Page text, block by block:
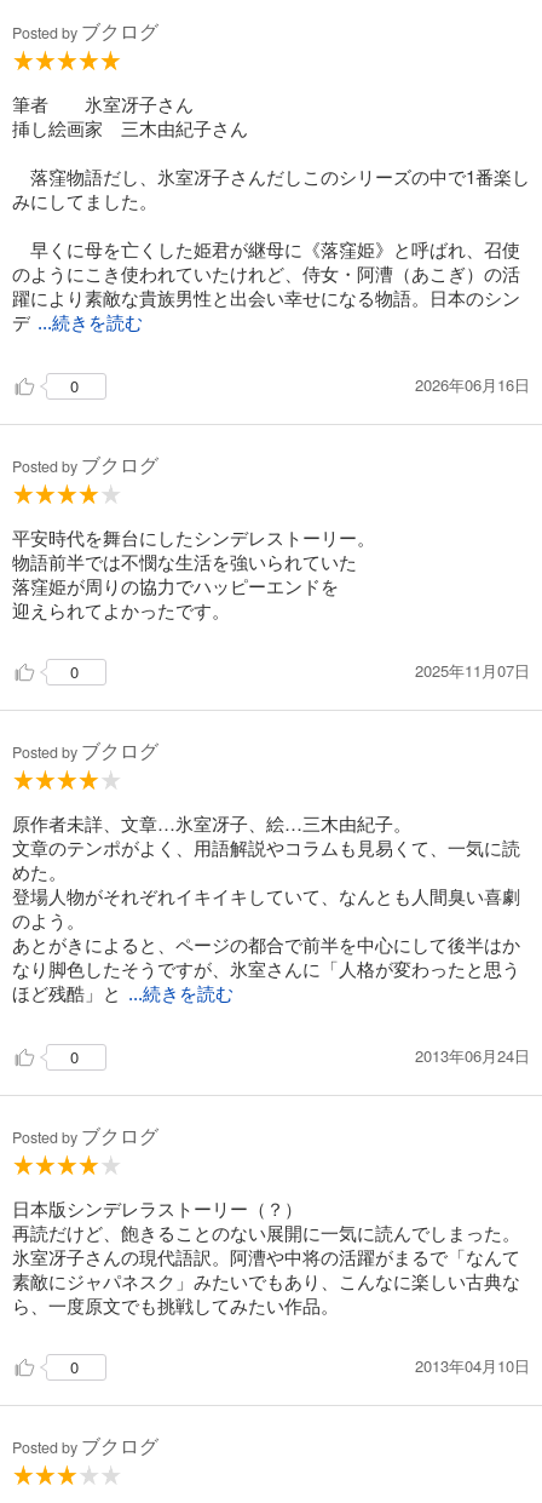
Posted by ブクログ
筆者 氷室冴子さん
挿し絵画家 三木由紀子さん
落窪物語だし、氷室冴子さんだしこのシリーズの中で1番楽し
みにしてました。
早くに母を亡くした姫君が継母に《落窪姫》と呼ばれ、召使
のようにこき使われていたけれど、侍女・阿漕（あこぎ）の活
躍により素敵な貴族男性と出会い幸せになる物語。日本のシン
デ ...続きを読む
0 2026年06月16日
Posted by ブクログ
平安時代を舞台にしたシンデレストーリー。
物語前半では不憫な生活を強いられていた
落窪姫が周りの協力でハッピーエンドを
迎えられてよかったです。
0 2025年11月07日
Posted by ブクログ
原作者未詳、文章…氷室冴子、絵…三木由紀子。
文章のテンポがよく、用語解説やコラムも見易くて、一気に読
めた。
登場人物がそれぞれイキイキしていて、なんとも人間臭い喜劇
のよう。
あとがきによると、ページの都合で前半を中心にして後半はか
なり脚色したそうですが、氷室さんに「人格が変わったと思う
ほど残酷」と
...続きを読む
0 2013年06月24日
Posted by ブクログ
日本版シンデレラストーリー（？）
再読だけど、飽きることのない展開に一気に読んでしまった。
氷室冴子さんの現代語訳。阿漕や中将の活躍がまるで「なんて
素敵にジャパネスク」みたいでもあり、こんなに楽しい古典な
ら、一度原文でも挑戦してみたい作品。
0 2013年04月10日
Posted by ブクログ